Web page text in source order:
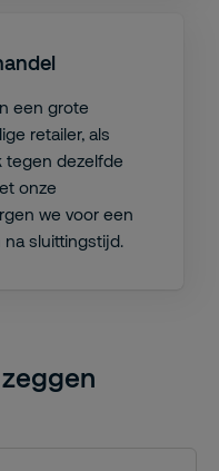
een grote
retailer, als
tegen dezelfde
onze
we voor een
sluittingstijd.